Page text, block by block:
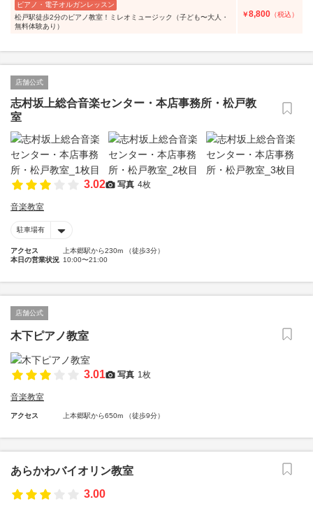
ピアノ・電子オルガンレッスン
松戸駅徒歩2分のピアノ教室！ミレオミュージック（子ども〜大人・
無料体験あり）
￥8,800 （税込）
店舗公式
志村坂上総合音楽センター・本店事務所・松戸教
室
3.02 写真 4枚
音楽教室
駐車場有
アクセス
上本郷駅から230m （徒歩3分）
本日の営業状況 10:00〜21:00
店舗公式
木下ピアノ教室
3.01 写真 1枚
音楽教室
アクセス 上本郷駅から650m （徒歩9分）
あらかわバイオリン教室
3.00